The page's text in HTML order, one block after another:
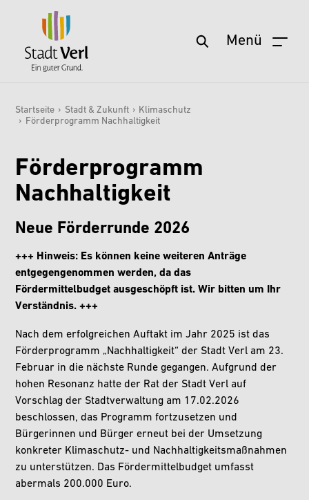
Zum Hauptinhalt springen Menü
Startseite
Aktuelles
Wohnen & Leben
Freizeit & Kultur
Wirtschaft & Arbeit
Sie sind hier:
Startseite › Stadt & Zukunft › Klimaschutz
› Förderprogramm Nachhaltigkeit
Förderprogramm
Nachhaltigkeit
Neue Förderrunde 2026
+++ Hinweis: Es können keine weiteren Anträge
entgegengenommen werden, da das
Fördermittelbudget ausgeschöpft ist. Wir bitten um Ihr
Verständnis. +++
Nach dem erfolgreichen Auftakt im Jahr 2025 ist das
Förderprogramm „Nachhaltigkeit“ der Stadt Verl am 23.
Februar in die nächste Runde gegangen. Aufgrund der
hohen Resonanz hatte der Rat der Stadt Verl auf
Vorschlag der Stadtverwaltung am 17.02.2026
beschlossen, das Programm fortzusetzen und
Bürgerinnen und Bürger erneut bei der Umsetzung
konkreter Klimaschutz- und Nachhaltigkeitsmaßnahmen
zu unterstützen. Das Fördermittelbudget umfasst
abermals 200.000 Euro.